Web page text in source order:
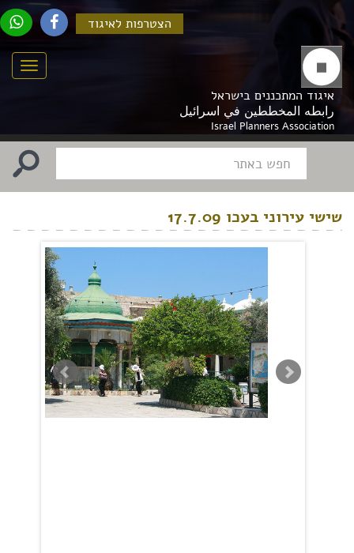
הצטרפות לאיגוד
איגוד המתכננים בישראל
رابطه المخططين في اسرائيل
Israel Planners Association
שישי עירוני בעכו 17.7.09